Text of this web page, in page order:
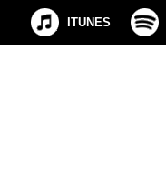
ITUNES